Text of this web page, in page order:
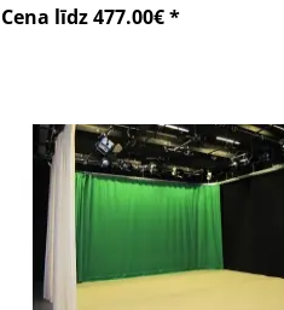
Cena līdz 477.00€ *